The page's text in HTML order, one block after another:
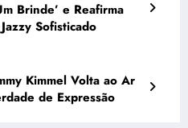
Brinde’ e Reafirma
Sofisticado
Kimmel Volta ao Ar
de Expressão